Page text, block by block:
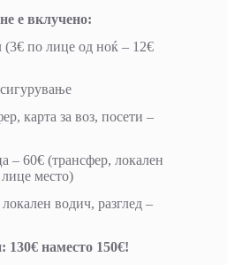
е вклучено:
(3€ по лице од ноќ – 12€
карта за воз, посети –
– 60€ (трансфер, локален
место)
водич, разглед –
наместо 150€!